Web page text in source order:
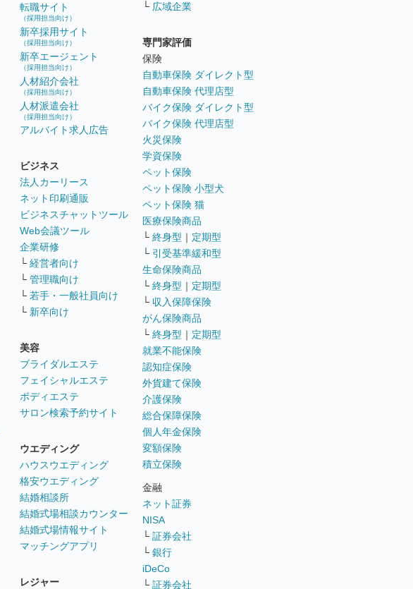
転職サイト
（採用担当向け）
新卒採用サイト
（採用担当向け）
新卒エージェント
（採用担当向け）
人材紹介会社
（採用担当向け）
人材派遣会社
（採用担当向け）
アルバイト求人広告
ビジネス
法人カーリース
ネット印刷通販
ビジネスチャットツール
Web会議ツール
企業研修
└ 経営者向け
└ 管理職向け
└ 若手・一般社員向け
└ 新卒向け
美容
ブライダルエステ
フェイシャルエステ
ボディエステ
サロン検索予約サイト
ウエディング
ハウスウエディング
格安ウエディング
結婚相談所
結婚式場相談カウンター
結婚式場情報サイト
マッチングアプリ
レジャー
└ 広域企業
専門家評価
保険
自動車保険 ダイレクト型
自動車保険 代理店型
バイク保険 ダイレクト型
バイク保険 代理店型
火災保険
学資保険
ペット保険
ペット保険 小型犬
ペット保険 猫
医療保険商品
└ 終身型 ｜ 定期型
└ 引受基準緩和型
生命保険商品
└ 終身型 ｜ 定期型
└ 収入保障保険
がん保険商品
└ 終身型 ｜ 定期型
就業不能保険
認知症保険
外貨建て保険
介護保険
総合保障保険
個人年金保険
変額保険
積立保険
金融
ネット証券
NISA
└ 証券会社
└ 銀行
iDeCo
└ 証券会社